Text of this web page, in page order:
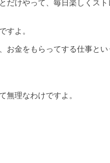
だけやって、毎日楽しくス
すよ。
お金をもらってする仕事と
無理なわけですよ。